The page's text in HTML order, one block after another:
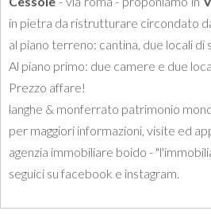
in pietra da ristrutturare circondato
al piano terreno: cantina, due locali di
Al piano primo: due camere e due
Prezzo affare!
langhe & monferrato patrimonio
per maggiori informazioni, visite ed
agenzia immobiliare boido -
seguici su facebook e instagram.